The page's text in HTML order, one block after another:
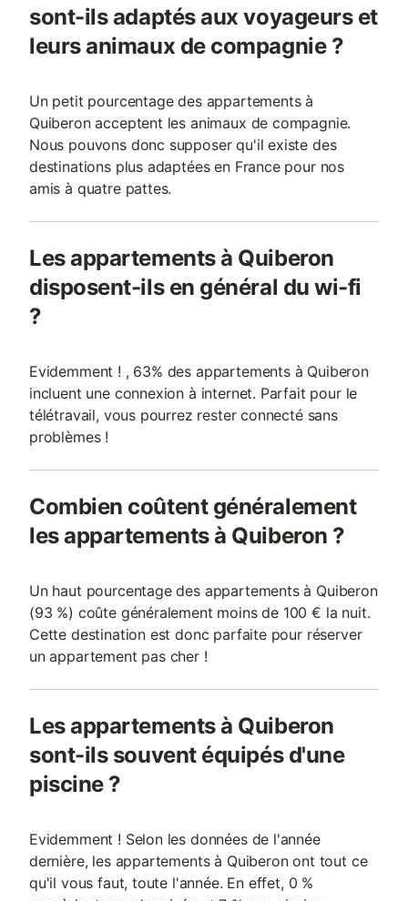
sont-ils adaptés aux voyageurs et
leurs animaux de compagnie ?
Un petit pourcentage des appartements à
Quiberon acceptent les animaux de compagnie.
Nous pouvons donc supposer qu'il existe des
destinations plus adaptées en France pour nos
amis à quatre pattes.
Les appartements à Quiberon
disposent-ils en général du wi-fi
?
Evidemment ! , 63% des appartements à Quiberon
incluent une connexion à internet. Parfait pour le
télétravail, vous pourrez rester connecté sans
problèmes !
Combien coûtent généralement
les appartements à Quiberon ?
Un haut pourcentage des appartements à Quiberon
(93 %) coûte généralement moins de 100 € la nuit.
Cette destination est donc parfaite pour réserver
un appartement pas cher !
Les appartements à Quiberon
sont-ils souvent équipés d'une
piscine ?
Evidemment ! Selon les données de l'année
dernière, les appartements à Quiberon ont tout ce
qu'il vous faut, toute l'année. En effet, 0 %